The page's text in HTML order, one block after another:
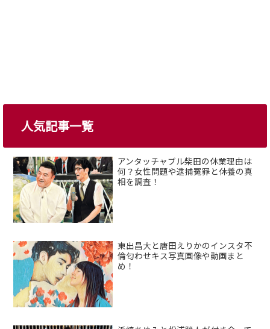
人気記事一覧
アンタッチャブル柴田の休業理由は
何？女性問題や逮捕冤罪と休養の真
相を調査！
東出昌大と唐田えりかのインスタ不
倫匂わせキス写真画像や動画まと
め！